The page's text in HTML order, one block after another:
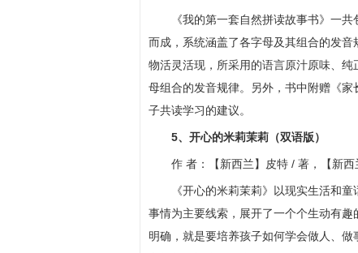
《我的第一套自然拼读故事书》一
而成，系统涵盖了各字母及其组合的发
物活灵活现，所采用的语言原汁原味、
母组合的发音规律。另外，书中附赠《
子共读学习的建议。
5、开心的米莉茉莉（双语版）
作 者：【新西兰】皮特 / 著，【新
《开心的米莉茉莉》以现实生活和
事情为主要线索，展开了一个个生动有
明确，就是要培养孩子如何学会做人、